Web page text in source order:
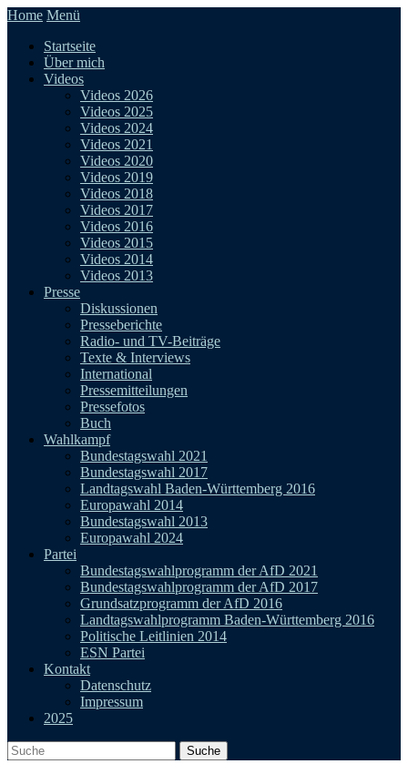
Home Menü
Startseite
Über mich
Videos
Videos 2026
Videos 2025
Videos 2024
Videos 2021
Videos 2020
Videos 2019
Videos 2018
Videos 2017
Videos 2016
Videos 2015
Videos 2014
Videos 2013
Presse
Diskussionen
Presseberichte
Radio- und TV-Beiträge
Texte & Interviews
International
Pressemitteilungen
Pressefotos
Buch
Wahlkampf
Bundestagswahl 2021
Bundestagswahl 2017
Landtagswahl Baden-Württemberg 2016
Europawahl 2014
Bundestagswahl 2013
Europawahl 2024
Partei
Bundestagswahlprogramm der AfD 2021
Bundestagswahlprogramm der AfD 2017
Grundsatzprogramm der AfD 2016
Landtagswahlprogramm Baden-Württemberg 2016
Politische Leitlinien 2014
ESN Partei
Kontakt
Datenschutz
Impressum
2025